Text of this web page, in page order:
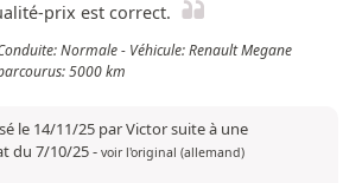
prix est correct.
Normale - Véhicule: Renault Megane
5000 km
le 14/11/25 par Victor suite à une
du 7/10/25- voir l'original (allemand)